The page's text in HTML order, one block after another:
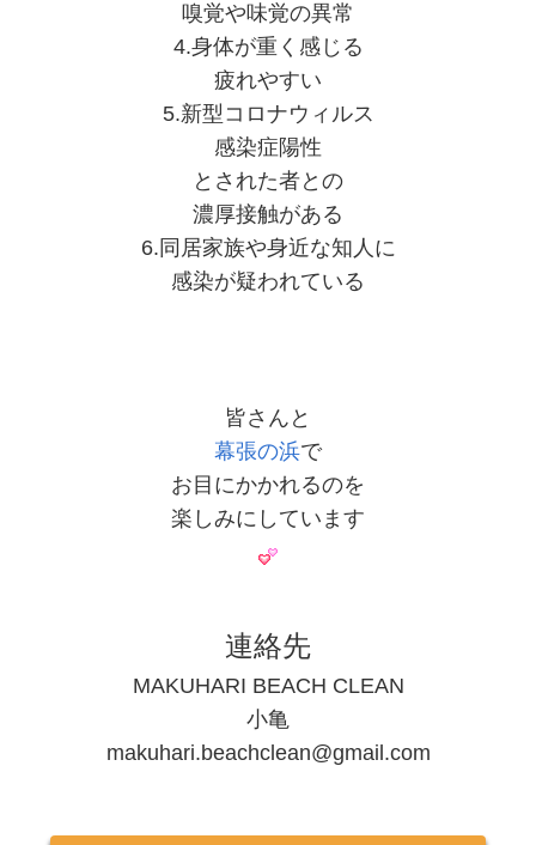
嗅覚や味覚の異常
4.身体が重く感じる
疲れやすい
5.新型コロナウィルス
感染症陽性
とされた者との
濃厚接触がある
6.同居家族や身近な知人に
感染が疑われている
皆さんと
幕張の浜で
お目にかかれるのを
楽しみにしています
連絡先
MAKUHARI BEACH CLEAN
小亀
makuhari.beachclean@gmail.com